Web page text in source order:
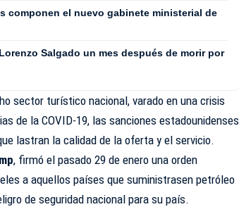
componen el nuevo gabinete ministerial de
Salgado un mes después de morir por
sector turístico nacional, varado en una crisis
de la COVID-19, las sanciones estadounidenses
lastran la calidad de la oferta y el servicio.
, firmó el pasado 29 de enero una orden
a aquellos países que suministrasen petróleo
de seguridad nacional para su país.